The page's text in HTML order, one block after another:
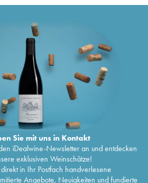
Bollinger2005 134€
Brut Bollinger
Françaises Bollinger
Bollinger
176€
2004 80
2002 264
Brut Bollinger
2002 214
Bollinger 2002 216
Françaises Bollinger
Bollinger 2002
2002
Bollinger 2002 259
Françaises Bollinger
1.440€
Brut Bollinger 2000 181€
Sie mit uns in Kontakt
iDealwine-Newsletter an und entdecken
exklusiven Weinschätze!
in Ihr Postfach handverlesene
Angebote, Neuigkeiten und fundierte